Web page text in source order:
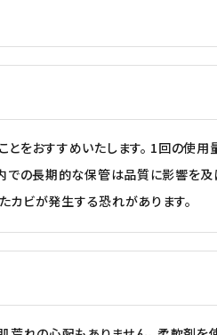
をおすすめいたします。 1回の使用
での長期的な保管は品質に影響を
カビが発生する恐れがあります。